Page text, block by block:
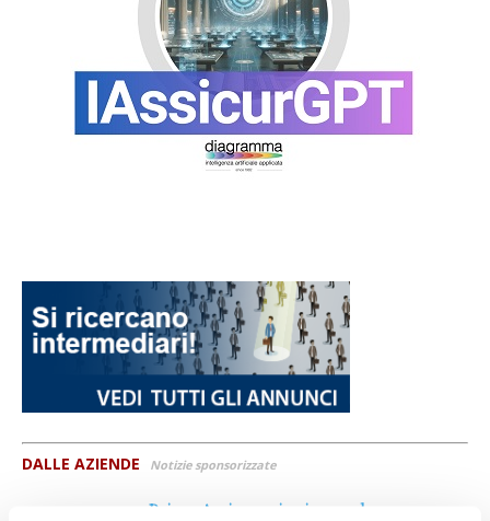
DALLE AZIENDE Notizie sponsorizzate
Prima Assicurazioni: grande